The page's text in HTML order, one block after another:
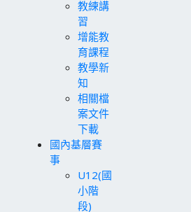
教練講
習
增能教
育課程
教學新
知
相關檔
案文件
下載
國內基層賽
事
U12(國
小階
段)